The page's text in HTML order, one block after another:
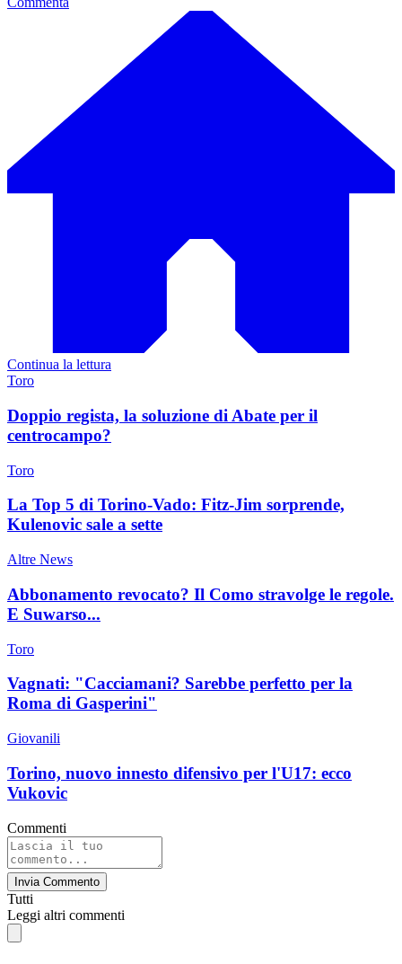
Continua la lettura
Toro
Doppio regista, la soluzione di Abate per il
centrocampo?
Toro
La Top 5 di Torino-Vado: Fitz-Jim sorprende,
Kulenovic sale a sette
Altre News
Abbonamento revocato? Il Como stravolge le regole.
E Suwarso...
Toro
Vagnati: "Cacciamani? Sarebbe perfetto per la
Roma di Gasperini"
Giovanili
Torino, nuovo innesto difensivo per l'U17: ecco
Vukovic
Commenti
Invia Commento
Tutti
Leggi altri commenti